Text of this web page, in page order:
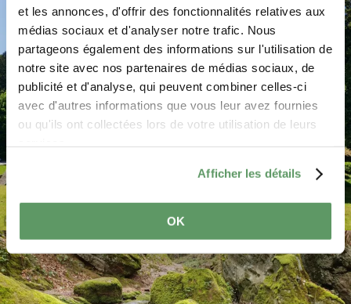
et les annonces, d'offrir des fonctionnalités relatives aux
médias sociaux et d'analyser notre trafic. Nous
partageons également des informations sur l'utilisation de
notre site avec nos partenaires de médias sociaux, de
publicité et d'analyse, qui peuvent combiner celles-ci
avec d'autres informations que vous leur avez fournies
ou qu'ils ont collectées lors de votre utilisation de leurs
Afficher les détails
OK
©